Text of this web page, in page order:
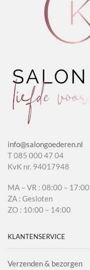
info@salongoederen.nl
T 085 000 47 04
KvK nr. 94017948
MA – VR : 08:00 – 17:00
ZA : Gesloten
ZO : 10:00 – 14:00
KLANTENSERVICE
Verzenden & bezorgen